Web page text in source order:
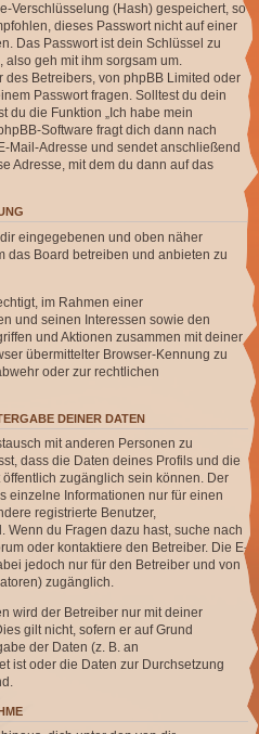
Verschlüsselung (Hash) gespeichert, so
dieses Passwort nicht auf einer
Das Passwort ist dein Schlüssel zu
geh mit ihm sorgsam um.
des Betreibers, von phpBB Limited oder
Passwort fragen. Solltest du dein
du die Funktion „Ich habe mein
Software fragt dich dann nach
Mail-Adresse und sendet anschließend
Adresse, mit dem du dann auf das
eingegebenen und oben näher
das Board betreiben und anbieten zu
im Rahmen einer
und seinen Interessen sowie den
und Aktionen zusammen mit deiner
übermittelter Browser-Kennung zu
oder zur rechtlichen
DEINER DATEN
mit anderen Personen zu
dass die Daten deines Profils und die
zugänglich sein können. Der
einzelne Informationen nur für einen
registrierte Benutzer,
Wenn du Fragen dazu hast, suche nach
oder kontaktiere den Betreiber. Die E-
jedoch nur für den Betreiber und von
zugänglich.
wird der Betreiber nur mit deiner
gilt nicht, sofern er auf Grund
der Daten (z. B. an
ist oder die Daten zur Durchsetzung